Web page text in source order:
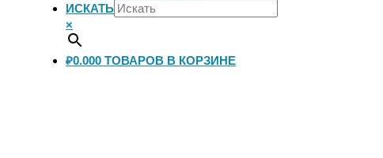
ИСКАТЬ
×
₽0.000 ТОВАРОВ В КОРЗИНЕ